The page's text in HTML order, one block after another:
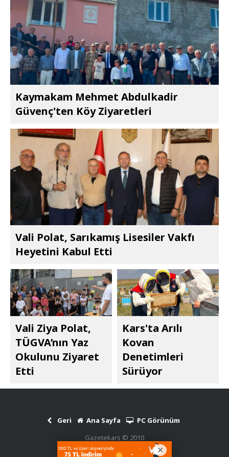
Kaymakam Mehmet Abdulkadir
Güvenç'ten Köy Ziyaretleri
Vali Polat, Sarıkamış Lisesiler Vakfı
Heyetini Kabul Etti
Vali Ziya Polat,
TÜGVA’nın Yaz
Okulunu Ziyaret
Etti
Kars'ta Arılı
Kovan
Denetimleri
Sürüyor
Geri Ana Sayfa
PC Görünüm
Gazetekars © 2010
Haber Scripti